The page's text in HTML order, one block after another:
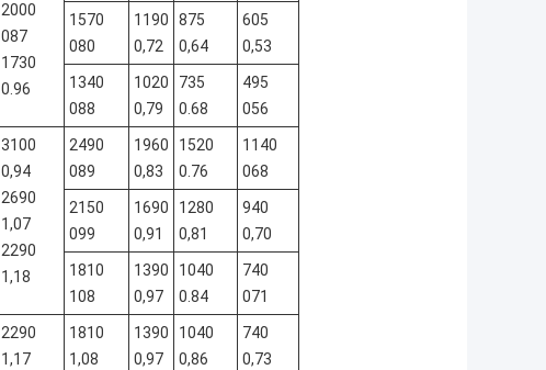
2000
087
1730
0.96
1570
080
1190
0,72
875
0,64
605
0,53
1340
088
1020
0,79
735
0.68
495
056
3100
0,94
2690
1,07
2290
1,18
2490
089
1960
0,83
1520
0.76
1140
068
2150
099
1690
0,91
1280
0,81
940
0,70
1810
108
1390
0,97
1040
0.84
740
071
2290
1,17
1810
1,08
1390
0,97
1040
0,86
740
0,73